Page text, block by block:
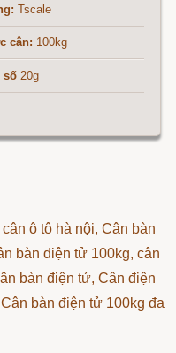
Tscale
cân: 100kg
số 20g
ô tô hà nội, Cân bàn
bàn điện tử 100kg, cân
bàn điện tử, Cân điện
Cân bàn điện tử 100kg đa